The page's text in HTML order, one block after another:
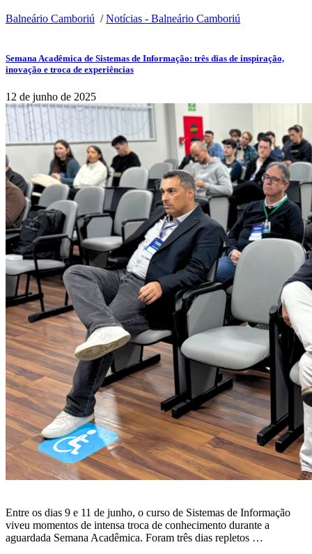
Balneário Camboriú /Notícias - Balneário Camboriú
Semana Acadêmica de Sistemas de Informação: três dias de inspiração,
inovação e troca de experiências
12 de junho de 2025
Entre os dias 9 e 11 de junho, o curso de Sistemas de Informação
viveu momentos de intensa troca de conhecimento durante a
aguardada Semana Acadêmica. Foram três dias repletos …